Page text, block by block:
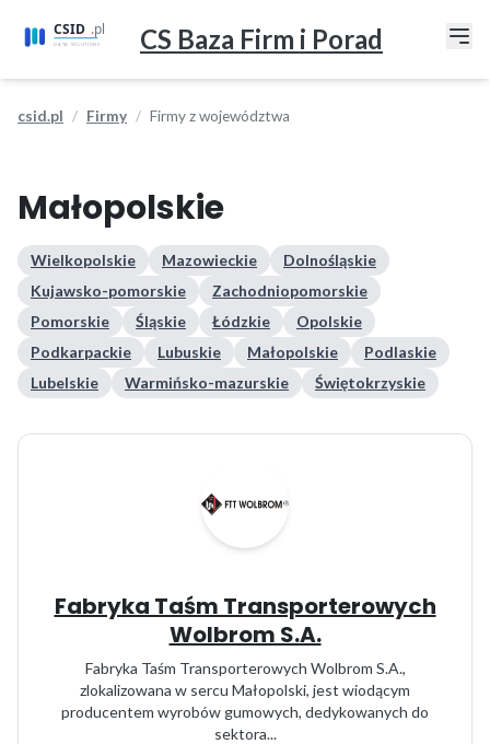
CS Baza Firm i Porad
csid.pl Firmy Firmy z województwa
Małopolskie
Wielkopolskie Mazowieckie
Dolnośląskie
Kujawsko-pomorskie
Zachodniopomorskie
Pomorskie
Śląskie Łódzkie
Opolskie
Podkarpackie
Lubuskie Małopolskie
Podlaskie
Lubelskie
Warmińsko-mazurskie Świętokrzyskie
Fabryka Taśm Transporterowych
Wolbrom S.A.
Fabryka Taśm Transporterowych Wolbrom S.A.,
zlokalizowana w sercu Małopolski, jest wiodącym
producentem wyrobów gumowych, dedykowanych do
sektora...